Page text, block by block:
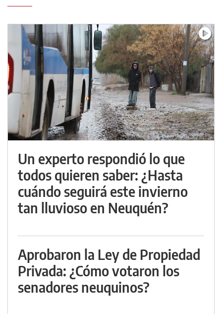
Un experto respondió lo que
todos quieren saber: ¿Hasta
cuándo seguirá este invierno
tan lluvioso en Neuquén?
Aprobaron la Ley de Propiedad
Privada: ¿Cómo votaron los
senadores neuquinos?